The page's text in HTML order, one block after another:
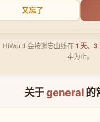
又忘了
HiWord 会按遗忘曲线在 1 天、3
牢为止。
关于general 的